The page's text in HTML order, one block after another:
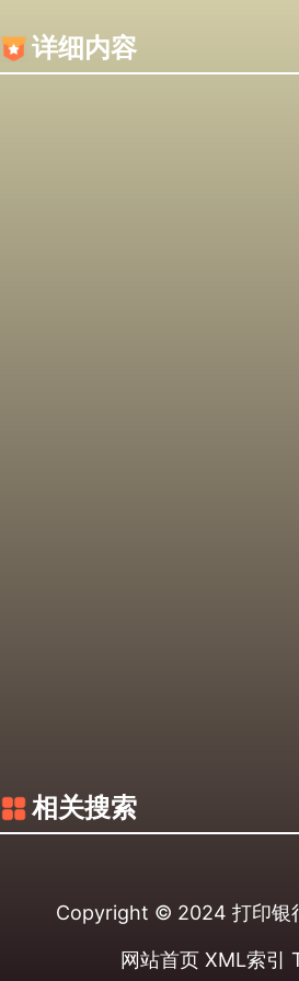
详细内容
相关搜索
Copyright © 2024 打印银
网站首页 XML索引